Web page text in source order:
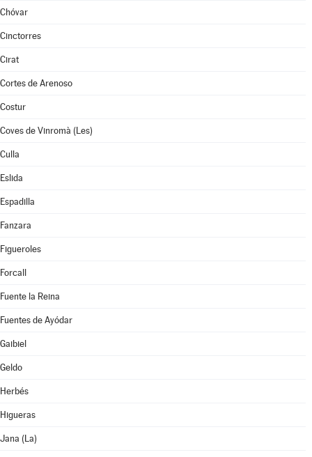
Chóvar
Cinctorres
Cirat
Cortes de Arenoso
Costur
Coves de Vinromà (Les)
Culla
Eslida
Espadilla
Fanzara
Figueroles
Forcall
Fuente la Reina
Fuentes de Ayódar
Gaibiel
Geldo
Herbés
Higueras
Jana (La)